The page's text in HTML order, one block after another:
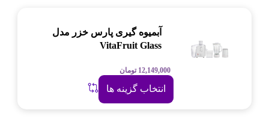
آبمیوه گیری پارس خزر مدل
VitaFruit Glass
12,149,000 تومان
انتخاب گزینه ها